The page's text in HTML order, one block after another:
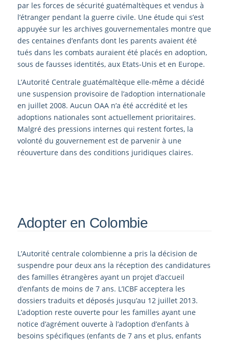
par les forces de sécurité guatémaltèques et vendus à
l’étranger pendant la guerre civile. Une étude qui s’est
appuyée sur les archives gouvernementales montre que
des centaines d’enfants dont les parents avaient été
tués dans les combats auraient été placés en adoption,
sous de fausses identités, aux Etats-Unis et en Europe.
L’Autorité Centrale guatémaltèque elle-même a décidé
une suspension provisoire de l’adoption internationale
en juillet 2008. Aucun OAA n’a été accrédité et les
adoptions nationales sont actuellement prioritaires.
Malgré des pressions internes qui restent fortes, la
volonté du gouvernement est de parvenir à une
réouverture dans des conditions juridiques claires.
Adopter en Colombie
L’Autorité centrale colombienne a pris la décision de
suspendre pour deux ans la réception des candidatures
des familles étrangères ayant un projet d’accueil
d’enfants de moins de 7 ans. L’ICBF acceptera les
dossiers traduits et déposés jusqu’au 12 juillet 2013.
L’adoption reste ouverte pour les familles ayant une
notice d’agrément ouverte à l’adoption d’enfants à
besoins spécifiques (enfants de 7 ans et plus, enfants